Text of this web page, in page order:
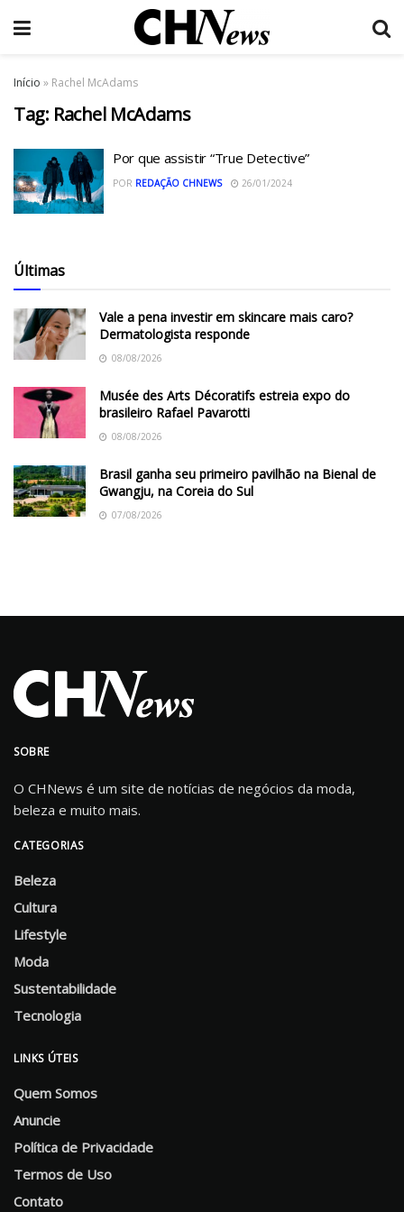
Início » Rachel McAdams
Tag: Rachel McAdams
Por que assistir “True Detective”
POR REDAÇÃO CHNEWS 26/01/2024
Últimas
Vale a pena investir em skincare mais caro?
Dermatologista responde
08/08/2026
Musée des Arts Décoratifs estreia expo do
brasileiro Rafael Pavarotti
08/08/2026
Brasil ganha seu primeiro pavilhão na Bienal de
Gwangju, na Coreia do Sul
07/08/2026
SOBRE
O CHNews é um site de notícias de negócios da moda,
beleza e muito mais.
CATEGORIAS
Beleza
Cultura
Lifestyle
Moda
Sustentabilidade
Tecnologia
LINKS ÚTEIS
Quem Somos
Anuncie
Política de Privacidade
Termos de Uso
Contato